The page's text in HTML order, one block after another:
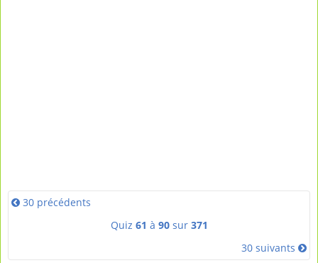
30 précédents
Quiz 61 à 90sur 371
30 suivants